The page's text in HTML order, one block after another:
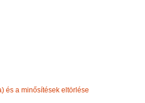
és a minősítések eltörlése